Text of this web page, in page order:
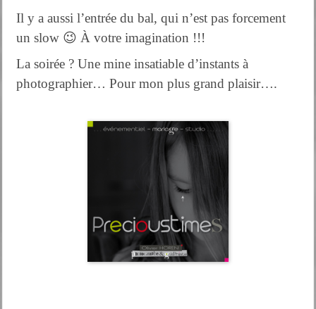
Il y a aussi l’entrée du bal, qui n’est pas forcement
un slow 😉 À votre imagination !!!
La soirée ? Une mine insatiable d’instants à
photographier… Pour mon plus grand plaisir….